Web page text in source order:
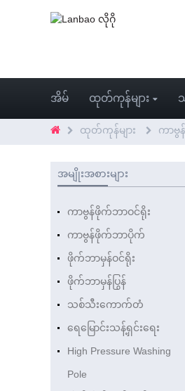
အိမ် ထုတ်ကုန်များ
ထုတ်ကုန်များ ကာဗွ
အမျိုးအစားများ
ကာဗွန်ဖိုက်ဘာဝင်ရိုး
ကာဗွန်ဖိုက်ဘာပိုက်
ဖိုက်ဘာမှန်ဝင်ရိုး
ဖိုက်ဘာမှန်ပြွန်
သစ်သီးကောက်တံ
ရေမြောင်းသန့်ရှင်းရေး
High Pressure Washing
Pole